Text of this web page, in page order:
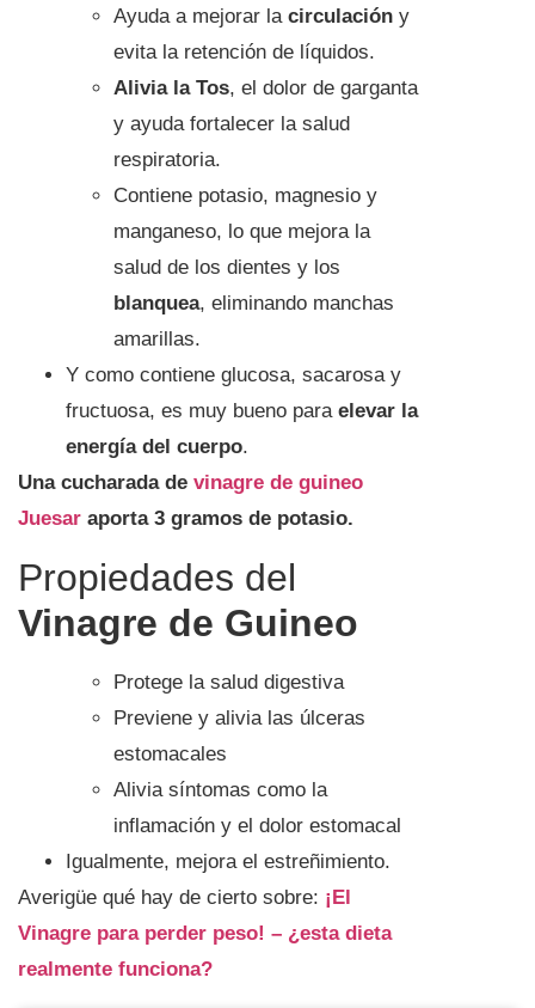
Ayuda a mejorar la circulación y
evita la retención de líquidos.
Alivia la Tos, el dolor de garganta
y ayuda fortalecer la salud
respiratoria.
Contiene potasio, magnesio y
manganeso, lo que mejora la
salud de los dientes y los
blanquea, eliminando manchas
amarillas.
Y como contiene glucosa, sacarosa y
fructuosa, es muy bueno para elevar la
energía del cuerpo.
Una cucharada de vinagre de guineo
Juesar aporta 3 gramos de potasio.
Propiedades del
Vinagre de Guineo
Protege la salud digestiva
Previene y alivia las úlceras
estomacales
Alivia síntomas como la
inflamación y el dolor estomacal
Igualmente, mejora el estreñimiento.
Averigüe qué hay de cierto sobre: ¡El
Vinagre para perder peso! – ¿esta dieta
realmente funciona?